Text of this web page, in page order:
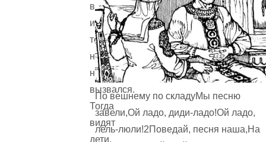
войска,
и
тоже
никто
не
вызвался.
Тогда
видят
дети,
По вешнему по складуМы песню
завели,Ой ладо, диди-ладо!Ой ладо,
лель-люли!2Поведай, песня наша,На